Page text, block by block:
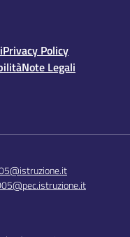
Privacy Policy
Note Legali